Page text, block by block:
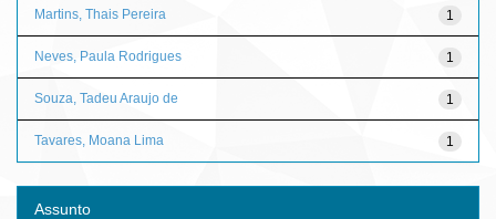
1
Martins, Thais Pereira
1
Neves, Paula Rodrigues
1
Souza, Tadeu Araujo de
1
Tavares, Moana Lima
Assunto